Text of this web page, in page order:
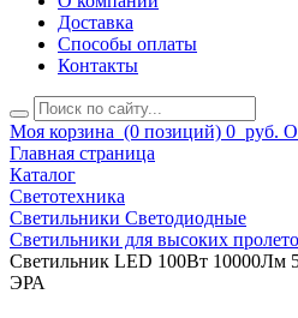
Доставка
Способы оплаты
Контакты
Моя корзина (0 позиций) 0 руб.
Главная страница
Каталог
Светотехника
Светильники Светодиодные
Светильники для высоких
Светильник LED 100Вт
ЭРА